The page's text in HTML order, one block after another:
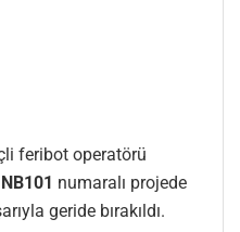
feribot operatörü
NB101 numaralı projede
geride bırakıldı.